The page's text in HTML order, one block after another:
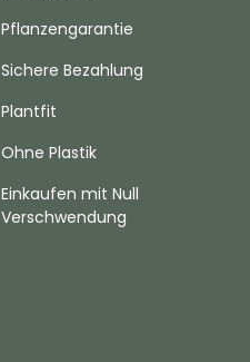
Pflanzengarantie
Sichere Bezahlung
Plantfit
Ohne Plastik
Einkaufen mit Null
Verschwendung